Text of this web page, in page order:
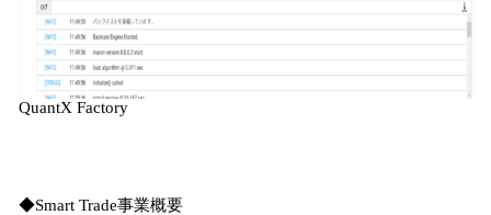
QuantX Factory
◆Smart Trade事業概要